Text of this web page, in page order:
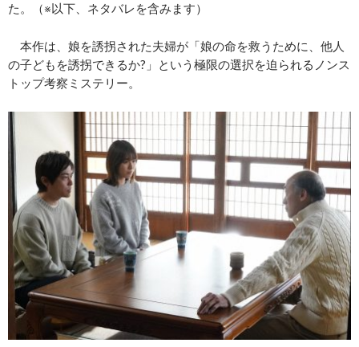
た。（※以下、ネタバレを含みます）
本作は、娘を誘拐された夫婦が「娘の命を救うために、他人
の子どもを誘拐できるか?」という極限の選択を迫られるノンス
トップ考察ミステリー。